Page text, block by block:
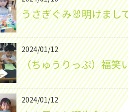
うさぎぐみ🐰明けまし
2024/01/12
（ちゅうりっぷ）福笑
2024/01/12